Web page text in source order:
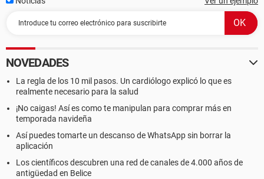
NOVEDADES
La regla de los 10 mil pasos. Un cardiólogo explicó lo que es
realmente necesario para la salud
¡No caigas! Así es como te manipulan para comprar más en
temporada navideña
Así puedes tomarte un descanso de WhatsApp sin borrar la
aplicación
Los científicos descubren una red de canales de 4.000 años de
antigüedad en Belice